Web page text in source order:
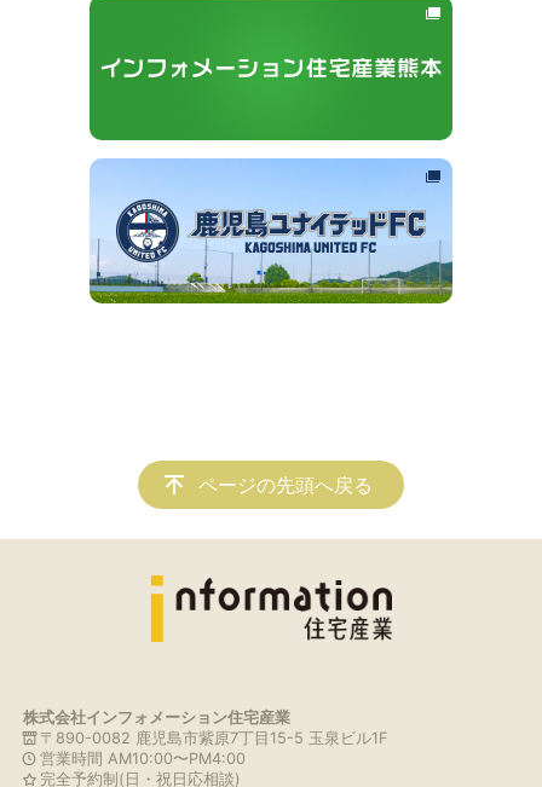
ページの先頭へ戻る
株式会社インフォメーション住宅産業
〒890-0082 鹿児島市紫原7丁目15-5 玉泉ビル1F
営業時間 AM10:00〜PM4:00
完全予約制(日・祝日応相談)